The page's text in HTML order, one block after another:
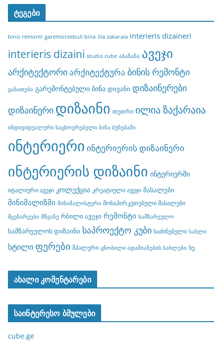
ტეგები
binis remonti garemontebuli bina ilia zakaraia interieris dizaineri
interieris dizaini studio cube აბაზანა ავეჯი
არქიტექტორიარქიტექტურა ბინის რემონტი
განათება გარემონტებული ბინა დივანი დიზაინერები
დიზაინერი დიზაინი თეთრი ილია ზაქარაია
ინდივიდუალური საცხოვრებელი ბინა ბუნებაში
ინტერიერი ინტერიერის დიზაინერი
ინტერიერის დიზაინი ინტერიერში
იტალიური ავეჯი კოლექცია კრეატიული ავეჯი მასალები
მინიმალიზმი მინიმალისტური მოსაპირკეთებელი მასალები
მცენარეები მწვანე რბილი ავეჯი რემონტი სამზარეულო
სამზარეულოს დიზაინი საპროექტო კუბი საძინებელი სახლი
სტილი ფერები შპალერი ცნობილი ადამიანების სახლები ხე
ახალი კომენტარები
საინტერესო ბმულები
cube.ge